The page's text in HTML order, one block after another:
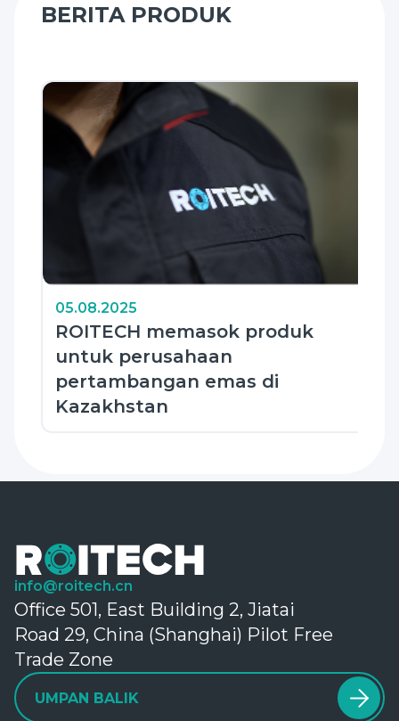
BERITA PRODUK
05.08.2025
ROITECH memasok produk
untuk perusahaan
pertambangan emas di
Kazakhstan
info@roitech.cn
Office 501, East Building 2, Jiatai
Road 29, China (Shanghai) Pilot Free
Trade Zone
UMPAN BALIK